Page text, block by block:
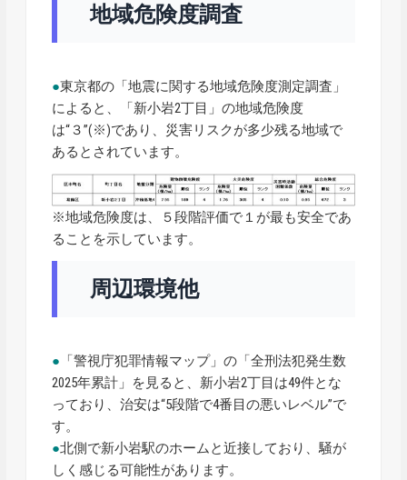
地域危険度調査
●東京都の「地震に関する地域危険度測定調査」
によると、「新小岩2丁目」の地域危険度
は“３”(※)であり、災害リスクが多少残る地域で
あるとされています。
※地域危険度は、５段階評価で１が最も安全であ
ることを示しています。
周辺環境他
● 「警視庁犯罪情報マップ」の「全刑法犯発生数
2025年累計」を見ると、新小岩2丁目は49件とな
っており、治安は“5段階で4番目の悪いレベル”で
す。
●北側で新小岩駅のホームと近接しており、騒が
しく感じる可能性があります。